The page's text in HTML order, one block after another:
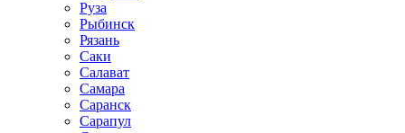
Руза
Рыбинск
Рязань
Саки
Салават
Самара
Саранск
Сарапул